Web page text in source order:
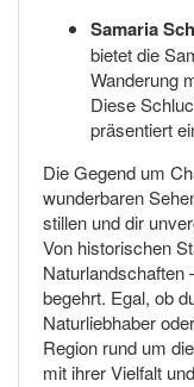
Samaria
bietet die
Wanderung
Diese
präsentiert
Die Gegend um
wunderbaren
stillen und dir
Von historischen
Naturlandschaften
begehrt. Egal, ob
Naturliebhaber
Region rund um
mit ihrer Vielfalt